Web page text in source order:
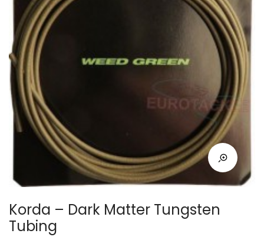
Korda – Dark Matter Tungsten
Tubing